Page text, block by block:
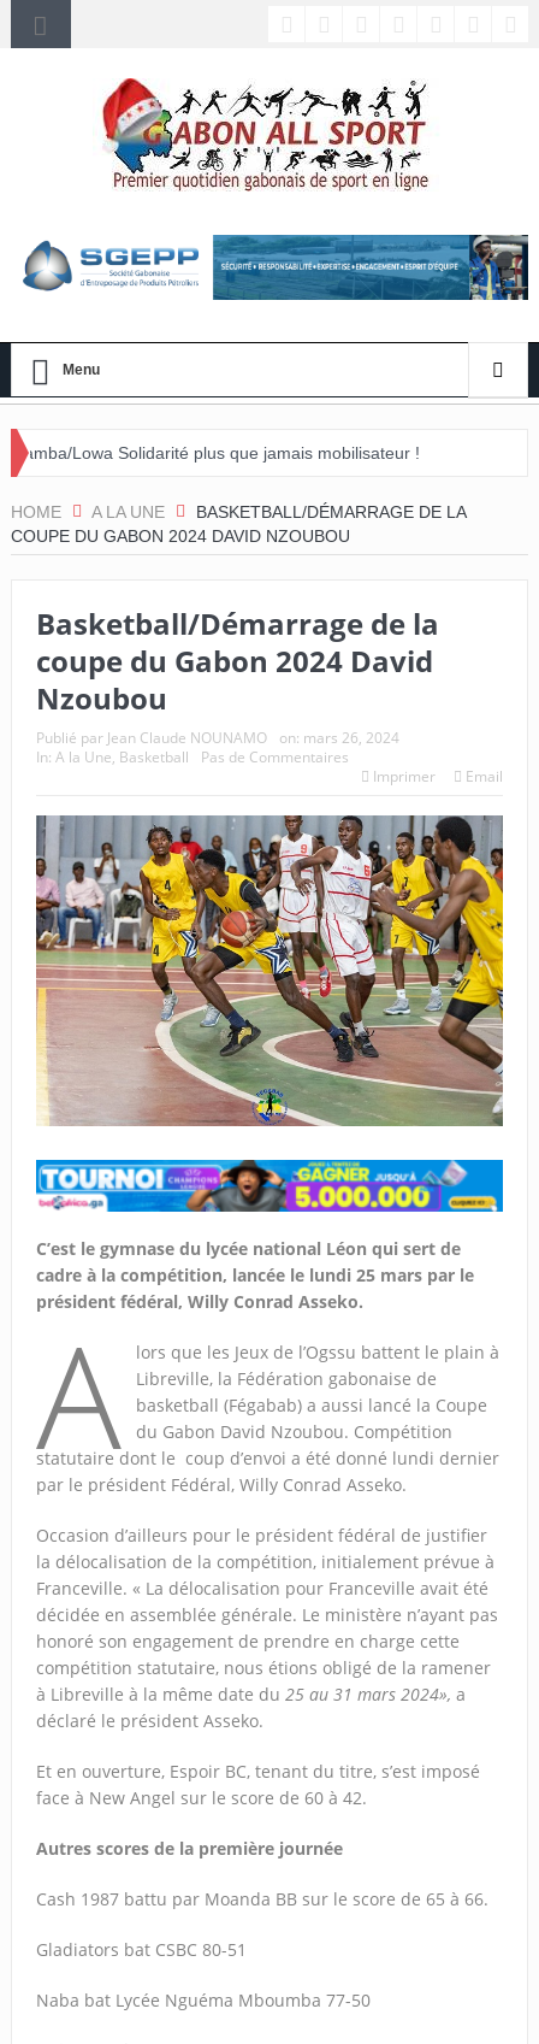
Menu
plus que jamais mobilisateur !
HOME A LA UNE
BASKETBALL/DÉMARRAGE DE LA
COUPE DU GABON 2024 DAVID NZOUBOU
Basketball/Démarrage de la
coupe du Gabon 2024 David
Nzoubou
Publié par Jean Claude NOUNAMO on: mars 26, 2024
In: A la Une, Basketball
Pas de Commentaires
Imprimer
Email
C’est le gymnase du lycée national Léon qui sert de
cadre à la compétition, lancée le lundi 25 mars par le
président fédéral, Willy Conrad Asseko.
A
lors que les Jeux de l’Ogssu battent le plain à
Libreville, la Fédération gabonaise de
basketball (Fégabab) a aussi lancé la Coupe
du Gabon David Nzoubou. Compétition
statutaire dont le coup d’envoi a été donné lundi dernier
par le président Fédéral, Willy Conrad Asseko.
Occasion d’ailleurs pour le président fédéral de justifier
la délocalisation de la compétition, initialement prévue à
Franceville. « La délocalisation pour Franceville avait été
décidée en assemblée générale. Le ministère n’ayant pas
honoré son engagement de prendre en charge cette
compétition statutaire, nous étions obligé de la ramener
à Libreville à la même date du 25 au 31 mars 2024», a
déclaré le président Asseko.
Et en ouverture, Espoir BC, tenant du titre, s’est imposé
face à New Angel sur le score de 60 à 42.
Autres scores de la première journée
Cash 1987 battu par Moanda BB sur le score de 65 à 66.
Gladiators bat CSBC 80-51
Naba bat Lycée Nguéma Mboumba 77-50